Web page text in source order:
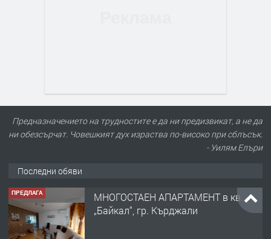
Предназначението на трудностите е да ни предизвикат, а не да
ни обезсърчат. Човешкият дух израства по-високо при сблъсък.
- Уилям Елъри
Последни обяви
ПРЕДЛАГА
МНОГОСТАЕН АПАРТАМЕНТ в кв.
„Байкал“, гр. Кърджали